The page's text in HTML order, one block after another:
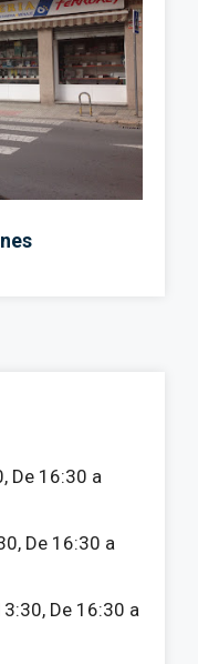
De 16:30 a
De 16:30 a
De 16:30 a